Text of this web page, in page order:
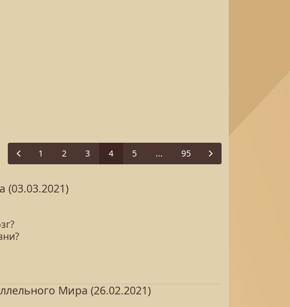
Previous
1 2 3 4 5 ... 95
Next
Мира (26.02.2021)